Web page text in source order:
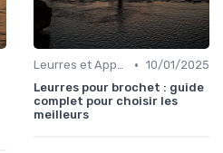
Leurres et Appâts • 10/01/2025
Leurres pour brochet : guide
complet pour choisir les
meilleurs